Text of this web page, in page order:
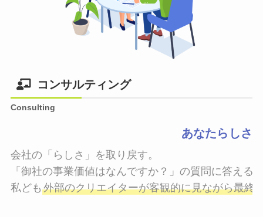
コンサルティング
Consulting
あなたらしさ
会社の「らしさ」を取り戻す。
「御社の事業価値はなんですか？」の質問に答える
私ども 外部のクリエイターが客観的に見ながら最終